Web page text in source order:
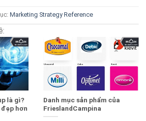
Marketing Strategy Reference
là gì?
hơn
Danh mục sản phẩm của
FrieslandCampina